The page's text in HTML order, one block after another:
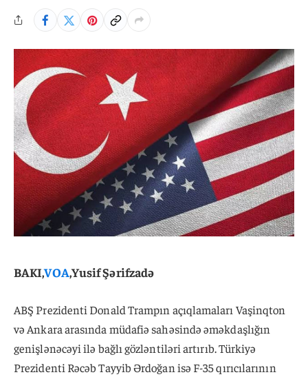
BAKI,VOA,Yusif Şərifzadə
ABŞ Prezidenti Donald Trampın açıqlamaları Vaşinqton
və Ankara arasında müdafiə sahəsində əməkdaşlığın
genişlənəcəyi ilə bağlı gözləntiləri artırıb. Türkiyə
Prezidenti Rəcəb Tayyib Ərdoğan isə F-35 qırıcılarının